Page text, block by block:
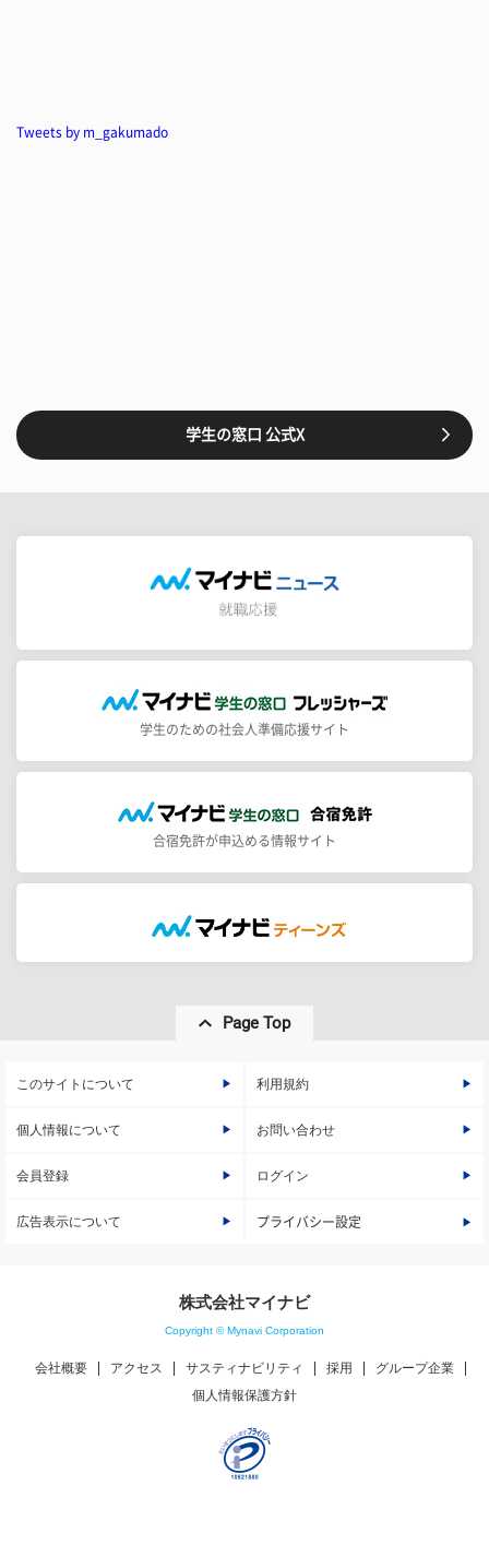
Tweets by m_gakumado
学生の窓口 公式X
学生のための社会人準備応援サイト
合宿免許が申込める情報サイト
Page Top
このサイトについて 利用規約
個人情報について お問い合わせ
会員登録 ログイン
広告表示について プライバシー設定
株式会社マイナビ
Copyright © Mynavi Corporation
会社概要 アクセス サスティナビリティ 採用
グループ企業
個人情報保護方針